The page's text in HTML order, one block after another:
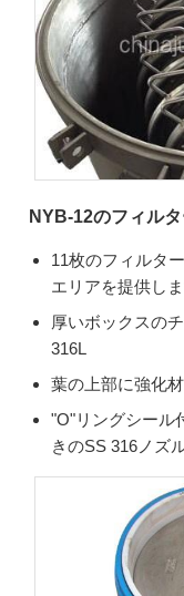
NYB-12のフィル
11枚のフィルタ
エリアを提供し
厚いボックスの
316L
葉の上部に強化
"O"リングシール
きのSS 316ノズ